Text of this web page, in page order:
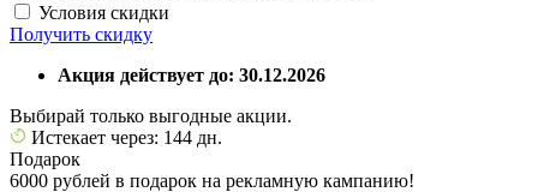
Условия скидки
Получить скидку
Акция действует до: 30.12.2026
Выбирай только выгодные акции.
Истекает через: 144 дн.
Подарок
6000 рублей в подарок на рекламную кампанию!